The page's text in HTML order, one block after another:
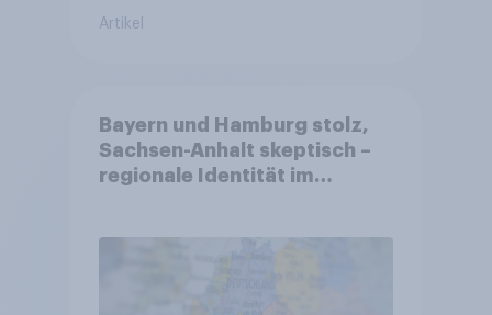
Artikel
Bayern und Hamburg stolz,
Sachsen-Anhalt skeptisch –
regionale Identität im